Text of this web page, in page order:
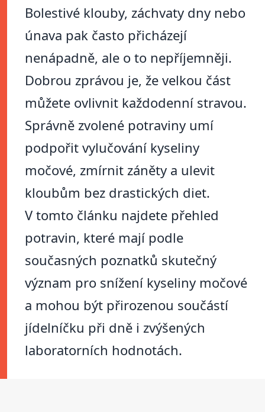
Bolestivé klouby, záchvaty dny nebo
únava pak často přicházejí
nenápadně, ale o to nepříjemněji.
Dobrou zprávou je, že velkou část
můžete ovlivnit každodenní stravou.
Správně zvolené potraviny umí
podpořit vylučování kyseliny
močové, zmírnit záněty a ulevit
kloubům bez drastických diet.
V tomto článku najdete přehled
potravin, které mají podle
současných poznatků skutečný
význam pro snížení kyseliny močové
a mohou být přirozenou součástí
jídelníčku při dně i zvýšených
laboratorních hodnotách.